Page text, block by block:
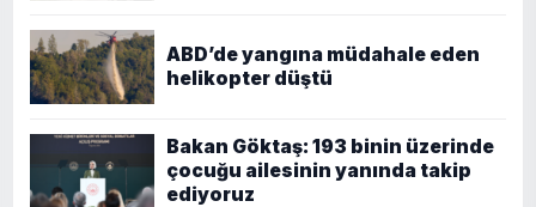
ABD’de yangına müdahale eden
helikopter düştü
Bakan Göktaş: 193 binin üzerinde
çocuğu ailesinin yanında takip
ediyoruz